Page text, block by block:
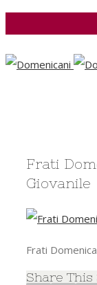
Frati
Giovanile
Frati
Share This